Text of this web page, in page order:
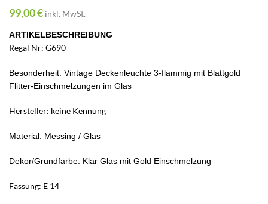
99,00€ inkl. MwSt.
ARTIKELBESCHREIBUNG
Regal Nr: G690
Besonderheit: Vintage Deckenleuchte 3-flammig mit Blattgold
Flitter-Einschmelzungen im Glas
Hersteller: keine Kennung
Material: Messing / Glas
Dekor/Grundfarbe: Klar Glas mit Gold Einschmelzung
Fassung: E 14